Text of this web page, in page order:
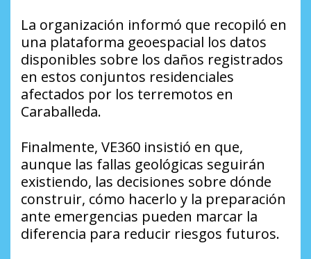
La organización informó que recopiló en
una plataforma geoespacial los datos
disponibles sobre los daños registrados
en estos conjuntos residenciales
afectados por los terremotos en
Caraballeda.
Finalmente, VE360 insistió en que,
aunque las fallas geológicas seguirán
existiendo, las decisiones sobre dónde
construir, cómo hacerlo y la preparación
ante emergencias pueden marcar la
diferencia para reducir riesgos futuros.